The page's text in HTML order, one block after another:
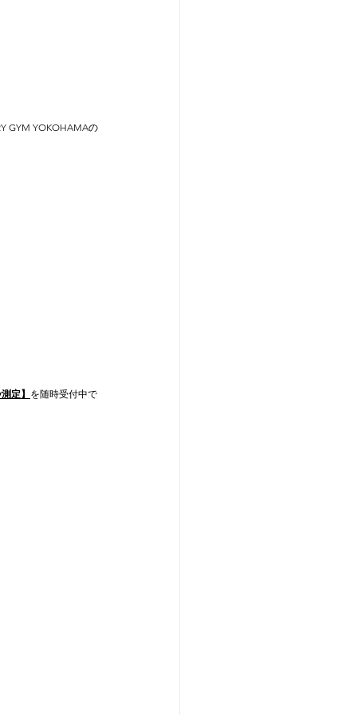
GYM YOKOHAMAの
定】 を随時受付中で